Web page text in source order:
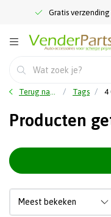
Gratis
Terug naar home Tags 4
Producten